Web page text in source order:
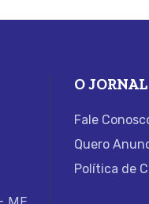
O JORNAL
Fale
Quero
Política de